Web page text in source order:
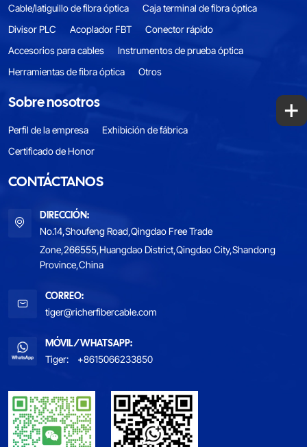
Cable/latiguillo de fibra óptica
Caja terminal de fibra óptica
Divisor PLC
Acoplador FBT
Conector rápido
Accesorios para cables
Instrumentos de prueba óptica
Herramientas de fibra óptica
Otros
Sobre nosotros
Perfil de la empresa
Exhibición de fábrica
Certificado de Honor
CONTÁCTANOS
DIRECCIÓN:
No.14,Shoufeng Road,Qingdao Free Trade
Zone,266555,Huangdao District,Qingdao City,Shandong
Province,China
CORREO:
tiger@richerfibercable.com
MÓVIL/WHATSAPP:
Tiger:
+8615066233850
+